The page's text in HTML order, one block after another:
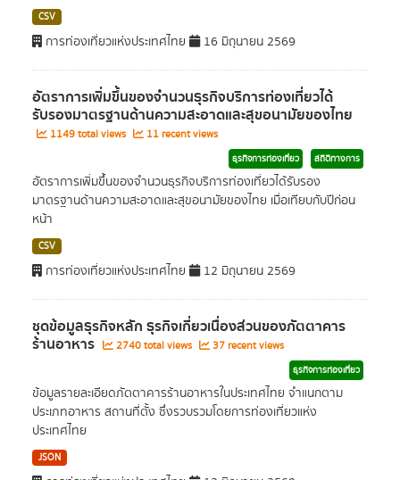
CSV
การท่องเที่ยวแห่งประเทศไทย 16 มิถุนายน 2569
อัตราการเพิ่มขึ้นของจำนวนธุรกิจบริการท่องเที่ยวได้
รับรองมาตรฐานด้านความสะอาดและสุขอนามัยของไทย
1149 total views 11 recent views
ธุรกิจการท่องเที่ยว สถิติทางการ
อัตราการเพิ่มขึ้นของจำนวนธุรกิจบริการท่องเที่ยวได้รับรอง
มาตรฐานด้านความสะอาดและสุขอนามัยของไทย เมื่อเทียบกับปีก่อน
หน้า
CSV
การท่องเที่ยวแห่งประเทศไทย 12 มิถุนายน 2569
ชุดข้อมูลธุรกิจหลัก ธุรกิจเกี่ยวเนื่องส่วนของภัตตาคาร
ร้านอาหาร 2740 total views 37 recent views
ธุรกิจการท่องเที่ยว
ข้อมูลรายละเอียดภัตตาคารร้านอาหารในประเทศไทย จำแนกตาม
ประเภทอาหาร สถานที่ตั้ง ซึ่งรวบรวมโดยการท่องเที่ยวแห่ง
ประเทศไทย
JSON